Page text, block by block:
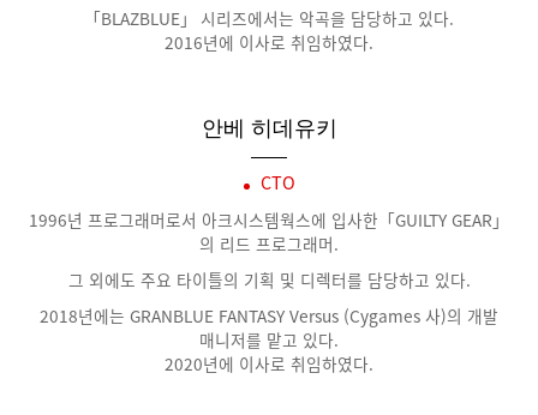
「BLAZBLUE」 시리즈에서는 악곡을 담당하고 있다.
2016년에 이사로 취임하였다.
안베 히데유키
CTO
1996년 프로그래머로서 아크시스템웍스에 입사한「GUILTY GEAR」
의 리드 프로그래머.
그 외에도 주요 타이틀의 기획 및 디렉터를 담당하고 있다.
2018년에는 GRANBLUE FANTASY Versus (Cygames 사)의 개발
매니저를 맡고 있다.
2020년에 이사로 취임하였다.